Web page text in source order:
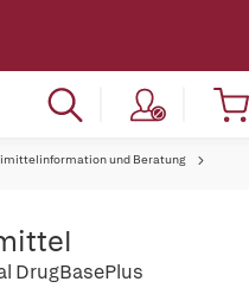
und Beratung
DrugBasePlus